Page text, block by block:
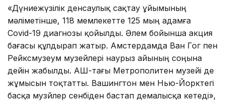
«Дүниежүзілік денсаулық сақтау ұйымының
мәліметінше, 118 мемлекетте 125 мың адамға
Covid-19 диагнозы қойылды. Әлем бойынша акция
бағасы құлдырап жатыр. Амстердамда Ван Гог пен
Рейксмузеум музейлері наурыз айының соңына
дейін жабылды. АҚШ-тағы Метрополитен музейі де
жұмысын тоқтатты. Вашингтон мен Нью-Йорктегі
басқа музйлер сенбіден бастап демалысқа кетеді»,